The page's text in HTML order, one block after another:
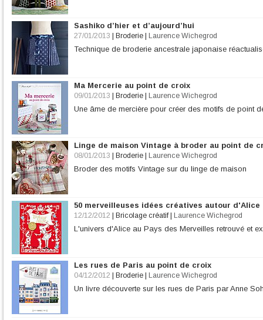
Sashiko d’hier et d’aujourd’hui
27/01/2013 Broderie Laurence Wichegrod
Technique de broderie ancestrale japonaise
Ma Mercerie au point de croix
09/01/2013 Broderie Laurence Wichegrod
Une âme de mercière pour créer des motifs de point
Linge de maison Vintage à broder au point de
08/01/2013 Broderie Laurence Wichegrod
Broder des motifs Vintage sur du linge de maison
50 merveilleuses idées créatives autour d'Alice
12/12/2012 Bricolage créatif| Laurence Wichegrod
L'univers d'Alice au Pays des Merveilles retrouvé et
Les rues de Paris au point de croix
04/12/2012 Broderie Laurence Wichegrod
Un livre découverte sur les rues de Paris par Anne